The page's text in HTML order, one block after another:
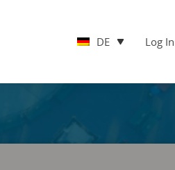
DE Log In